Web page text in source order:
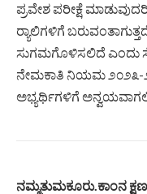
ಪ್ರವೇಶ ಪರೀಕ್ಷೆ
ರ‍್ಯಾಲಿಗಳಿಗೆ
ಸುಗಮಗೊಳಿಸಲಿದೆ ಎಂದು
ನೇಮಕಾತಿ ನಿಯಮ ೨೦೨೩-
ಅಭ್ಯರ್ಥಿಗಳಿಗೆ
ನಮ್ಮತುಮಕೂರು.ಕಾಂನ